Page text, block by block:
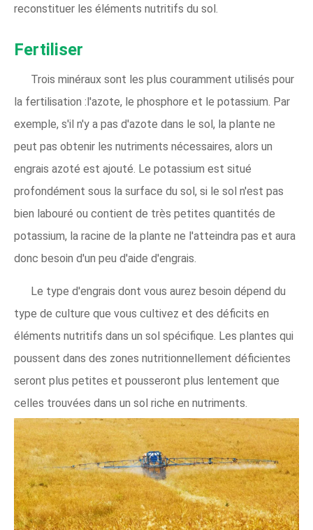
reconstituer les éléments nutritifs du sol.
Fertiliser
Trois minéraux sont les plus couramment utilisés pour
la fertilisation :l'azote, le phosphore et le potassium. Par
exemple, s'il n'y a pas d'azote dans le sol, la plante ne
peut pas obtenir les nutriments nécessaires, alors un
engrais azoté est ajouté. Le potassium est situé
profondément sous la surface du sol, si le sol n'est pas
bien labouré ou contient de très petites quantités de
potassium, la racine de la plante ne l'atteindra pas et aura
donc besoin d'un peu d'aide d'engrais.
Le type d'engrais dont vous aurez besoin dépend du
type de culture que vous cultivez et des déficits en
éléments nutritifs dans un sol spécifique. Les plantes qui
poussent dans des zones nutritionnellement déficientes
seront plus petites et pousseront plus lentement que
celles trouvées dans un sol riche en nutriments.